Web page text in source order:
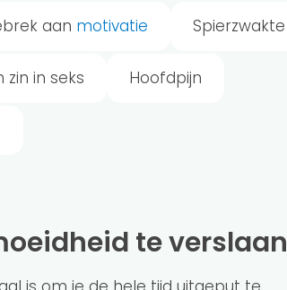
aan motivatie Spierzwakte
zin in seks Hoofdpijn
te verslaan